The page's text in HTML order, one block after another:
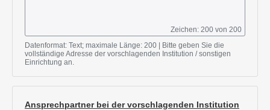
Zeichen: 200 von 200
Pflichtangabe
Datenformat: Text; maximale Länge: 200
Bitte geben Sie die
vollständige Adresse der vorschlagenden Institution / sonstigen
Einrichtung an.
Ansprechpartner bei der vorschlagenden Institution